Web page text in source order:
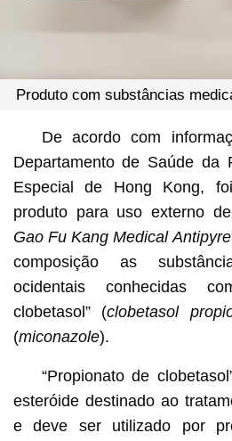
Produto com substâncias
De acordo com
Departamento de Saúde da
Especial de Hong Kong,
produto para uso externo
Gao Fu Kang Medical
composição as
ocidentais conhecidas
clobetasol” (clobetasol
(miconazole).
“Propionato de
esteróide destinado ao
e deve ser utilizado por